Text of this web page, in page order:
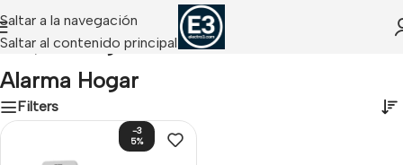
Saltar a la navegación
Saltar al contenido principal
Inicio/ Alarma Hogar
Alarma Hogar
Filters
-3
5%